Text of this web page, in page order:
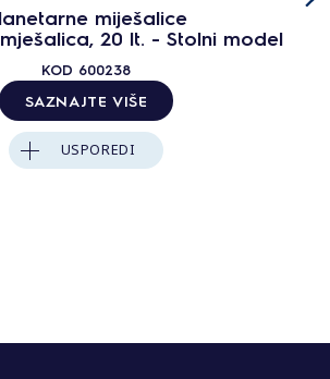
miješalice
20 lt. - Stolni model
KOD 600238
SAZNAJTE VIŠE
USPOREDI